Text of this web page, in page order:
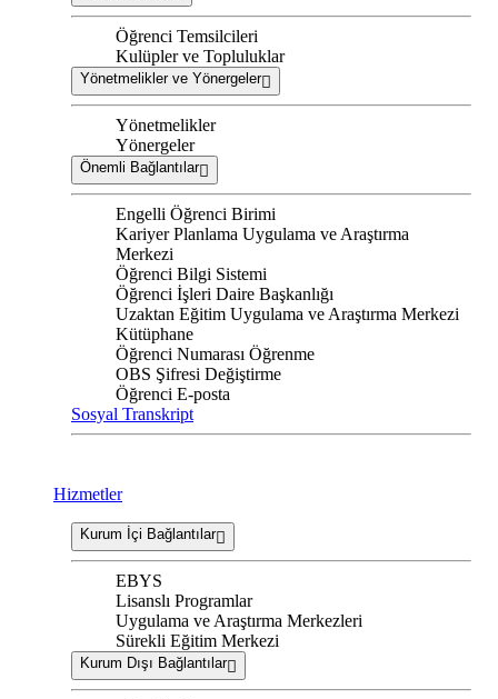
Öğrenci Temsilcileri
Kulüpler ve Topluluklar
Yönetmelikler ve Yönergeler
Yönetmelikler
Yönergeler
Önemli Bağlantılar
Engelli Öğrenci Birimi
Kariyer Planlama Uygulama ve Araştırma
Merkezi
Öğrenci Bilgi Sistemi
Öğrenci İşleri Daire Başkanlığı
Uzaktan Eğitim Uygulama ve Araştırma Merkezi
Kütüphane
Öğrenci Numarası Öğrenme
OBS Şifresi Değiştirme
Öğrenci E-posta
Sosyal Transkript
Hizmetler
Kurum İçi Bağlantılar
EBYS
Lisanslı Programlar
Uygulama ve Araştırma Merkezleri
Sürekli Eğitim Merkezi
Kurum Dışı Bağlantılar